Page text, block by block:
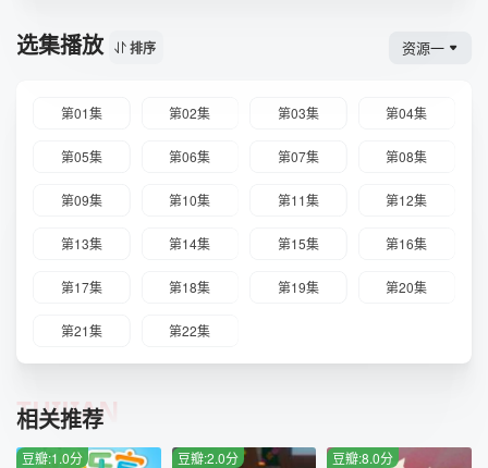
选集播放 排序 资源一
第01集 第02集 第03集 第04集
第05集 第06集 第07集 第08集
第09集 第10集 第11集 第12集
第13集 第14集 第15集 第16集
第17集 第18集 第19集 第20集
第21集 第22集
相关推荐
TUIJIAN
豆瓣:1.0分 豆瓣:2.0分 豆瓣:8.0分